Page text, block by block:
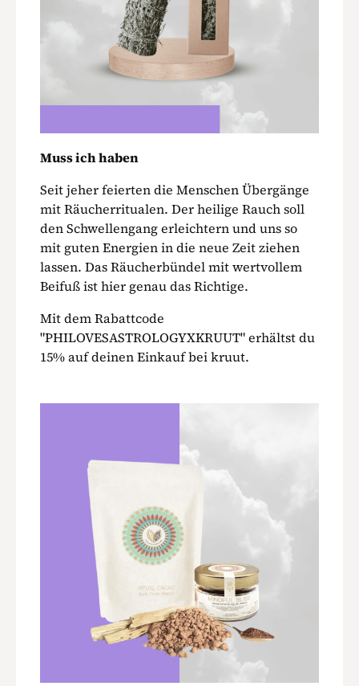
Muss ich haben
Seit jeher feierten die Menschen Übergänge
mit Räucherritualen. Der heilige Rauch soll
den Schwellengang erleichtern und uns so
mit guten Energien in die neue Zeit ziehen
lassen. Das Räucherbündel mit wertvollem
Beifuß ist hier genau das Richtige.
Mit dem Rabattcode
"PHILOVESASTROLOGYXKRUUT" erhältst du
15% auf deinen Einkauf bei kruut.